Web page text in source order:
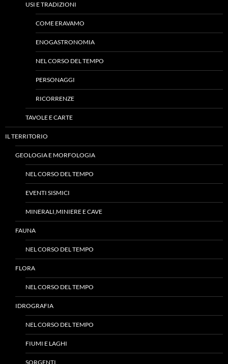
USI E TRADIZIONI
COME ERAVAMO
ENOGASTRONOMIA
NEL CORSO DEL TEMPO
PERSONAGGI
RICORRENZE
TAVOLE E CARTE
IL TERRITORIO
GEOLOGIA E MORFOLOGIA
NEL CORSO DEL TEMPO
EVENTI SISMICI
MINERALI,MINIERE E CAVE
FAUNA
NEL CORSO DEL TEMPO
FLORA
NEL CORSO DEL TEMPO
IDROGRAFIA
NEL CORSO DEL TEMPO
FIUMI E LAGHI
SORGENTI